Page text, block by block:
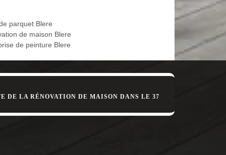
pour son entretien et pour sa durabilité, la
c’est pour cette raison qu’il est très
vous devez procéder à la peinture de
plus expérimentée et la plus fiable dans le
Nous réalisons un travail soigné et nous nous
sur mesure. Si vous engagez MD Rénovation
déplacement de nos artisans, qui se muniront de
parquet Blere
de maison Blere
de peinture Blere
DE LA RÉNOVATION DE MAISON DANS LE 37